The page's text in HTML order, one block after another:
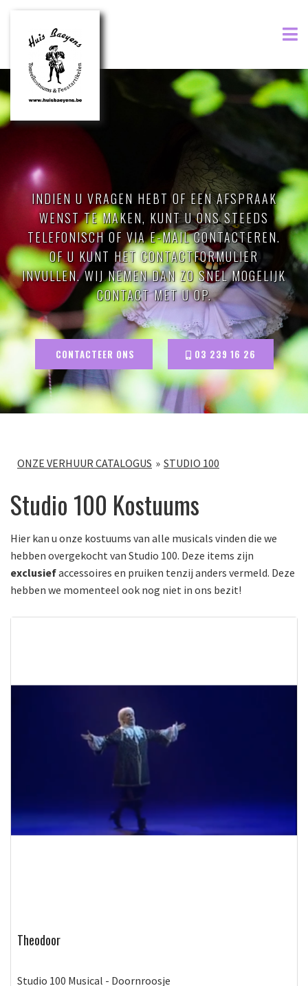
INDIEN U VRAGEN HEBT OF EEN AFSPRAAK
WENST TE MAKEN, KUNT U ONS STEEDS
TELEFONISCH OF VIA E-MAIL CONTACTEREN.
OF U KUNT HET CONTACTFORMULIER
INVULLEN. WIJ NEMEN DAN ZO SNEL MOGELIJK
CONTACT MET U OP.
CONTACTEER ONS 03 239 16 26
ONZE VERHUUR CATALOGUS STUDIO 100
Studio 100 Kostuums
Hier kan u onze kostuums van alle musicals vinden die we
hebben overgekocht van Studio 100. Deze items zijn
exclusiefaccessoires en pruiken tenzij anders vermeld. Deze
hebben we momenteel ook nog niet in ons bezit!
Theodoor
Studio 100 Musical - Doornroosje